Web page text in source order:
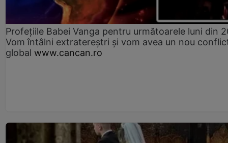
Profețiile Babei Vanga pentru următoarele luni din
Vom întâlni extratereștri și vom avea un nou
global www.cancan.ro